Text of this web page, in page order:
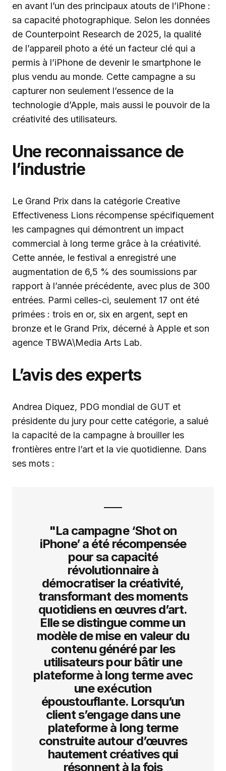
en avant l’un des principaux atouts de l’iPhone :
sa capacité photographique. Selon les données
de Counterpoint Research de 2025, la qualité
de l’appareil photo a été un facteur clé qui a
permis à l’iPhone de devenir le smartphone le
plus vendu au monde. Cette campagne a su
capturer non seulement l’essence de la
technologie d’Apple, mais aussi le pouvoir de la
créativité des utilisateurs.
Une reconnaissance de
l’industrie
Le Grand Prix dans la catégorie Creative
Effectiveness Lions récompense spécifiquement
les campagnes qui démontrent un impact
commercial à long terme grâce à la créativité.
Cette année, le festival a enregistré une
augmentation de 6,5 % des soumissions par
rapport à l’année précédente, avec plus de 300
entrées. Parmi celles-ci, seulement 17 ont été
primées : trois en or, six en argent, sept en
bronze et le Grand Prix, décerné à Apple et son
agence TBWA\Media Arts Lab.
L’avis des experts
Andrea Diquez, PDG mondial de GUT et
présidente du jury pour cette catégorie, a salué
la capacité de la campagne à brouiller les
frontières entre l’art et la vie quotidienne. Dans
ses mots :
"La campagne ‘Shot on
iPhone’ a été récompensée
pour sa capacité
révolutionnaire à
démocratiser la créativité,
transformant des moments
quotidiens en œuvres d’art.
Elle se distingue comme un
modèle de mise en valeur du
contenu généré par les
utilisateurs pour bâtir une
plateforme à long terme avec
une exécution
époustouflante. Lorsqu’un
client s’engage dans une
plateforme à long terme
construite autour d’œuvres
hautement créatives qui
résonnent à la fois